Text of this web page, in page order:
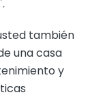
también
una casa
y